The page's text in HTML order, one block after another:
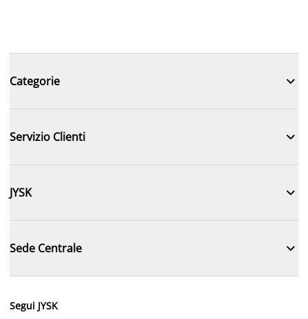
Categorie 
Servizio Clienti 
JYSK 
Sede Centrale 
Segui JYSK